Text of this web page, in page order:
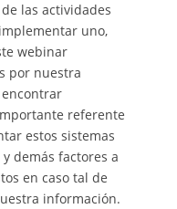
las actividades
uno,
webinar
por nuestra
referente
estos sistemas
demás factores a
en caso tal de
información.